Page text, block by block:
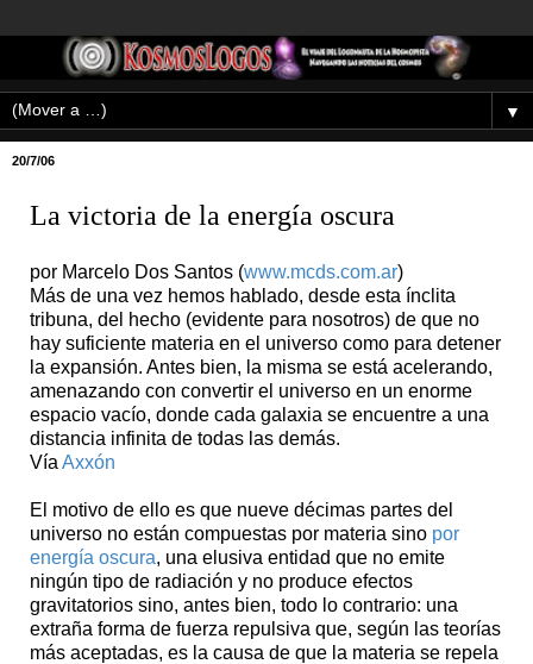
▼
20/7/06
La victoria de la energía oscura
por Marcelo Dos Santos (www.mcds.com.ar)
Más de una vez hemos hablado, desde esta ínclita
tribuna, del hecho (evidente para nosotros) de que no
hay suficiente materia en el universo como para detener
la expansión. Antes bien, la misma se está acelerando,
amenazando con convertir el universo en un enorme
espacio vacío, donde cada galaxia se encuentre a una
distancia infinita de todas las demás.
Vía Axxón
El motivo de ello es que nueve décimas partes del
universo no están compuestas por materia sino por
energía oscura, una elusiva entidad que no emite
ningún tipo de radiación y no produce efectos
gravitatorios sino, antes bien, todo lo contrario: una
extraña forma de fuerza repulsiva que, según las teorías
más aceptadas, es la causa de que la materia se repela